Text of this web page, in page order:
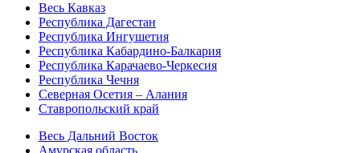
Весь Кавказ
Республика Дагестан
Республика Ингушетия
Республика Кабардино-Балкария
Республика Карачаево-Черкесия
Республика Чечня
Северная Осетия – Алания
Ставропольский край
Весь Дальний Восток
Амурская область